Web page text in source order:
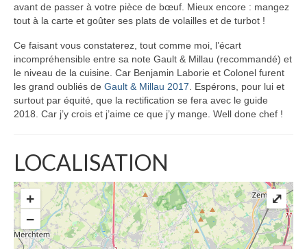
avant de passer à votre pièce de bœuf. Mieux encore : mangez
tout à la carte et goûter ses plats de volailles et de turbot !
Ce faisant vous constaterez, tout comme moi, l’écart
incompréhensible entre sa note Gault & Millau (recommandé) et
le niveau de la cuisine. Car Benjamin Laborie et Colonel furent
les grand oubliés de Gault & Millau 2017 . Espérons, pour lui et
surtout par équité, que la rectification se fera avec le guide
2018. Car j’y crois et j’aime ce que j’y mange. Well done chef !
LOCALISATION
+
−
⤢